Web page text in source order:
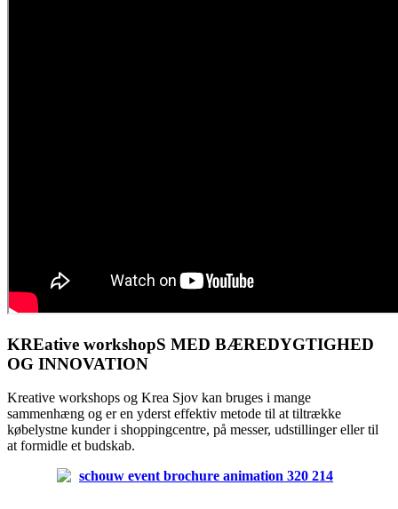
KREative workshopS MED BÆREDYGTIGHED
OG INNOVATION
Kreative workshops og Krea Sjov kan bruges i mange
sammenhæng og er en yderst effektiv metode til at tiltrække
købelystne kunder i shoppingcentre, på messer, udstillinger eller til
at formidle et budskab.